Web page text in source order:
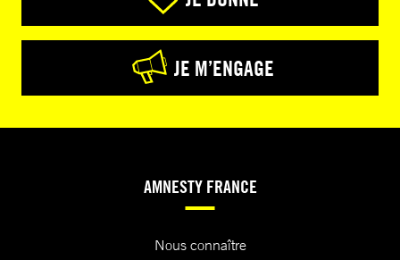
JE M’ENGAGE
AMNESTY FRANCE
Nous connaître